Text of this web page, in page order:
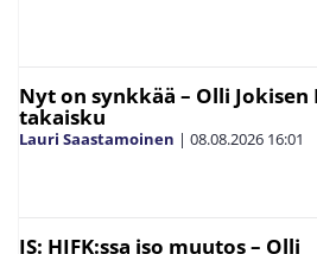
Nyt on synkkää – Olli Jokisen
takaisku
Lauri Saastamoinen | 08.08.2026 16:01
IS: HIFK:ssa iso muutos – Olli